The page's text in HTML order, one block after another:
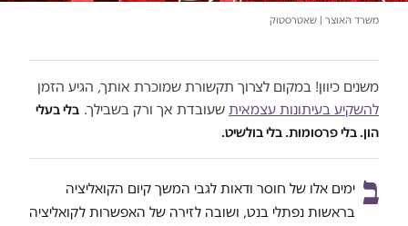
משרד האוצר | שאטרסטוק
משנים כיוון! במקום לצרוך תקשורת שמוכרת אותך, הגיע הזמן
להשקיע בעיתונות עצמאית שעובדת אך ורק בשבילך. בלי בעלי
הון. בלי פרסומות. בלי בולשיט.
ב ימים אלו של חוסר ודאות לגבי המשך קיום הקואליציה
בראשות נפתלי בנט, ושובה לזירה של האפשרות לקואליציה